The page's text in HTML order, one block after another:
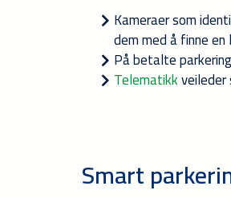
Kameraer som
dem med å finne en
På betalte
Telematikk
Smart